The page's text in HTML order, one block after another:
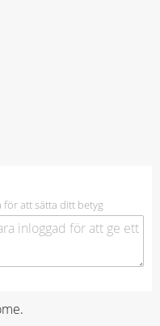
för att sätta ditt betyg